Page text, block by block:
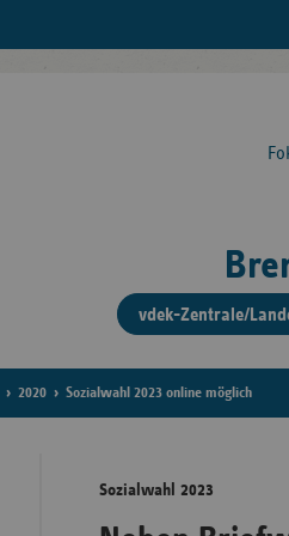
vdek-Zentrale/
2020 Sozialwahl 2023 online möglich
Sozialwahl 2023